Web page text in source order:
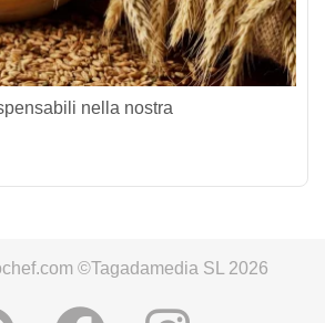
nella nostra
©Tagadamedia SL 2026